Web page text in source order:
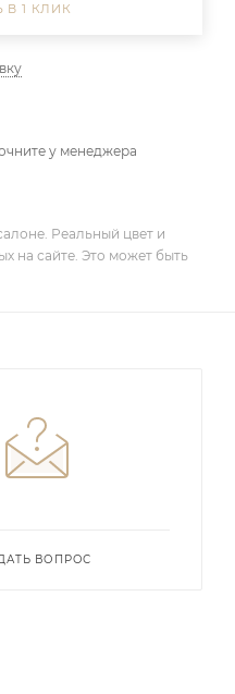
В 1 КЛИК
у менеджера
Реальный цвет и
на сайте. Это может быть
ВОПРОС